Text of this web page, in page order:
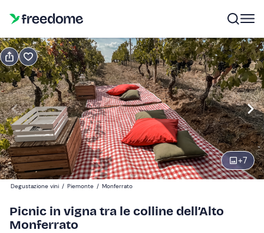
+7
Prenota Regala
Navigate
forward
to
interact
with
the
calendar
and
select
Modifica
11:00 Modifica
Adulti e ragazzi
42 €
1
Bambini
25 €
0
Degustazione vini / Piemonte / Monferrato
Picnic in vigna tra le colline dell’Alto
Monferrato